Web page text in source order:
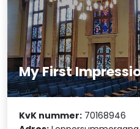
My First
KvK nummer: 70168946